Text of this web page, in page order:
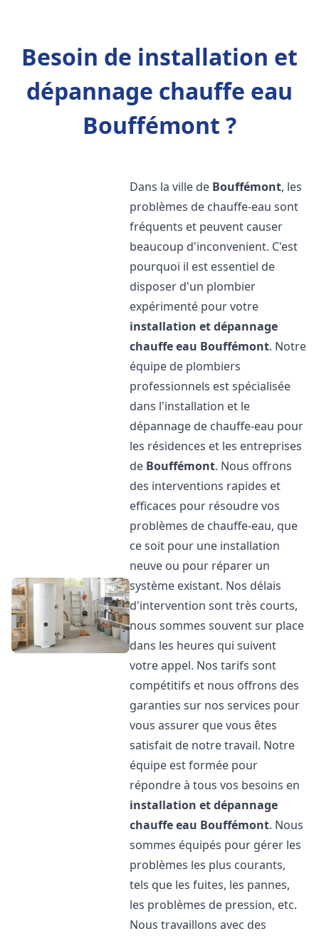
Besoin de installation et
dépannage chauffe eau
Bouffémont ?
Dans la ville de Bouffémont, les
problèmes de chauffe-eau sont
fréquents et peuvent causer
beaucoup d'inconvenient. C'est
pourquoi il est essentiel de
disposer d'un plombier
expérimenté pour votre
installation et dépannage
chauffe eau Bouffémont. Notre
équipe de plombiers
professionnels est spécialisée
dans l'installation et le
dépannage de chauffe-eau pour
les résidences et les entreprises
de Bouffémont. Nous offrons
des interventions rapides et
efficaces pour résoudre vos
problèmes de chauffe-eau, que
ce soit pour une installation
neuve ou pour réparer un
système existant. Nos délais
d'intervention sont très courts,
nous sommes souvent sur place
dans les heures qui suivent
votre appel. Nos tarifs sont
compétitifs et nous offrons des
garanties sur nos services pour
vous assurer que vous êtes
satisfait de notre travail. Notre
équipe est formée pour
répondre à tous vos besoins en
installation et dépannage
chauffe eau Bouffémont. Nous
sommes équipés pour gérer les
problèmes les plus courants,
tels que les fuites, les pannes,
les problèmes de pression, etc.
Nous travaillons avec des